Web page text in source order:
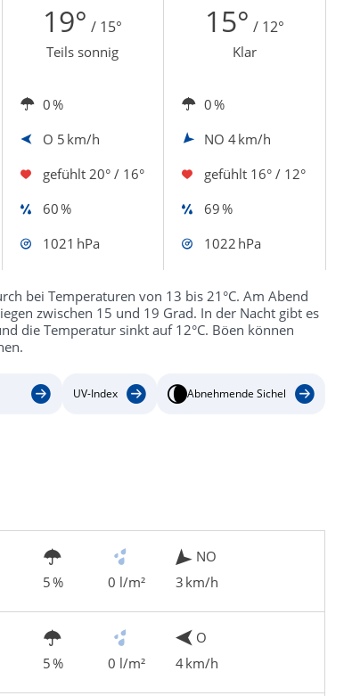
19° / 15° 15° / 12°
Teils sonnig Klar
0 %
0 %
O 5 km/h NO 4 km/h
gefühlt 20° / 16° gefühlt 16° / 12°
60 %
69 %
1021 hPa 1022 hPa
bei Temperaturen von 13 bis 21°C. Am Abend
zwischen 15 und 19 Grad. In der Nacht gibt es
die Temperatur sinkt auf 12°C. Böen können
UV-Index Abnehmende Sichel
5 % 0 l/m²
NO
3 km/h
5 % 0 l/m²
O
4 km/h